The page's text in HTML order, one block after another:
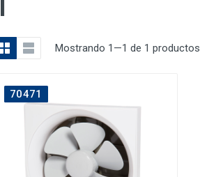
Mostrando 1—1 de 1 productos
70471